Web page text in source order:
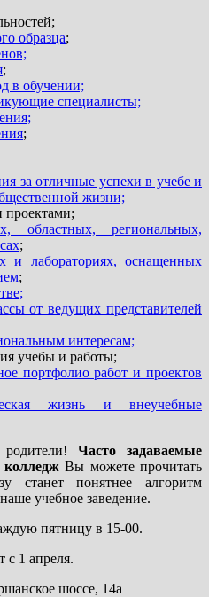
образца;
;
в обучении;
специалисты;
;
за отличные успехи в учебе и
жизни;
проектами;
областных, региональных,
;
и лабораториях, оснащенных
;
от ведущих представителей
интересам;
учебы и работы;
портфолио работ и проектов
жизнь и внеучебные
родители!Часто задаваемые
Вы можете прочитать
станет понятнее алгоритм
учебное заведение.
пятницу в 15-00.
с 1 апреля.
шоссе, 14а